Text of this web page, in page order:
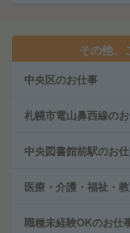
その他、
中央区のお仕事
札幌市電山鼻西線の
中央図書館前駅のお
医療・介護・福祉・
職種未経験OKのお仕